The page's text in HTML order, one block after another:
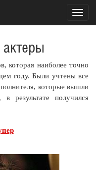
которая наиболее точно
году. Были учтены все
которые вышли
результате получился